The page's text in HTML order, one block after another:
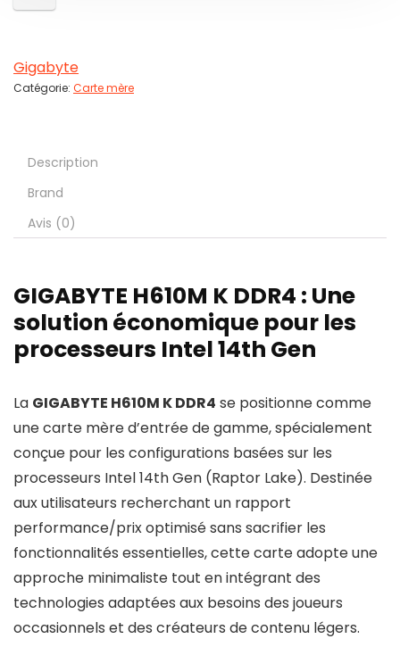
Gigabyte
Catégorie: Carte mère
Description
Brand
Avis (0)
GIGABYTE H610M K DDR4 : Une
solution économique pour les
processeurs Intel 14th Gen
La GIGABYTE H610M K DDR4 se positionne comme
une carte mère d’entrée de gamme, spécialement
conçue pour les configurations basées sur les
processeurs Intel 14th Gen (Raptor Lake). Destinée
aux utilisateurs recherchant un rapport
performance/prix optimisé sans sacrifier les
fonctionnalités essentielles, cette carte adopte une
approche minimaliste tout en intégrant des
technologies adaptées aux besoins des joueurs
occasionnels et des créateurs de contenu légers.